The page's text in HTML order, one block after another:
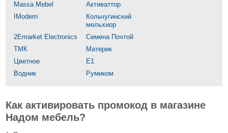
Massa Mebel
Активаттор
IModern
Кольчугинский
мельхиор
2Emarket Electronics
Семена Почтой
ТМК
Материк
Цветное
Е1
Водник
Румиком
Как активировать промокод в магазине
Надом мебель?